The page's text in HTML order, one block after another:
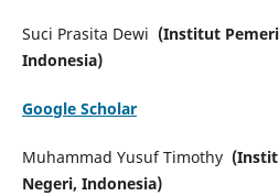
Suci Prasita Dewi (Institut
Indonesia)
Google Scholar
Muhammad Yusuf Timothy
Negeri, Indonesia)